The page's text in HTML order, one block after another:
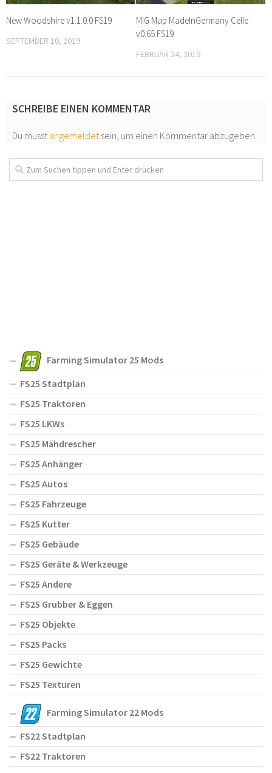
New Woodshire v1.1.0.0 FS19
SEPTEMBER 10, 2019
MIG Map MadeInGermany Celle
v0.65 FS19
FEBRUAR 24, 2019
SCHREIBE EINEN KOMMENTAR
Du musstangemeldetsein, um einen Kommentar abzugeben.
Farming Simulator 25 Mods
FS25 Stadtplan
FS25 Traktoren
FS25 LKWs
FS25 Mähdrescher
FS25 Anhänger
FS25 Autos
FS25 Fahrzeuge
FS25 Kutter
FS25 Gebäude
FS25 Geräte & Werkzeuge
FS25 Andere
FS25 Grubber & Eggen
FS25 Objekte
FS25 Packs
FS25 Gewichte
FS25 Texturen
Farming Simulator 22 Mods
FS22 Stadtplan
FS22 Traktoren